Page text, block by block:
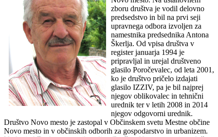
zboru društva je vodil delovno
predsedstvo in bil na prvi seji
upravnega odbora izvoljen za
namestnika predsednika Antona
Škerlja. Od vpisa društva v
register januarja 1994 je
pripravljal in urejal društveno
glasilo Poročevalec, od leta 2001,
ko je društvo pričelo izdajati
glasilo IZZIV, pa je bil najprej
njegov oblikovalec in tehnični
urednik ter v letih 2008 in 2014
njegov odgovorni urednik.
Društvo Novo mesto je zastopal v Občinskem svetu Mestne občine
Novo mesto in v občinskih odborih za gospodarstvo in urbanizem.